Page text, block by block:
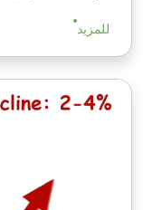
للمزيد